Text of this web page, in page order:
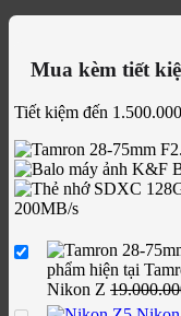
Mua kèm tiết
Tiết kiệm đến 1.500.000
phẩm hiện tại
Nikon Z